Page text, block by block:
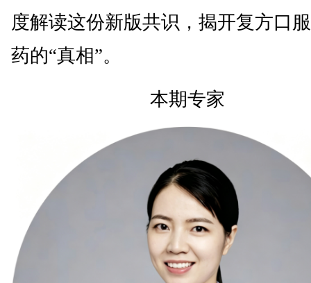
度解读这份新版共识，揭开复方口
药的“真相”。
本期专家